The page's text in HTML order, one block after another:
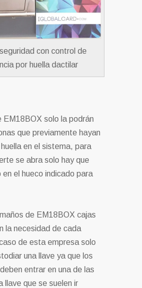
con control de
por huella dactilar
EM18BOX solo la podrán
que previamente hayan
en el sistema, para
se abra solo hay que
en el hueco indicado para
de EM18BOX cajas
la necesidad de cada
de esta empresa solo
una llave ya que los
entrar en una de las
llave que se suelen ir